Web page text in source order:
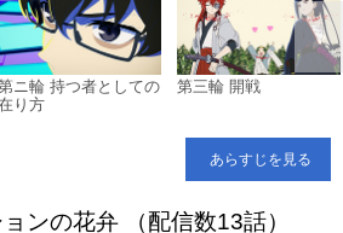
ニ輪 持つ者としての
り方
第三輪 開戦
あらすじを見る
ンの花弁 （配信数13話）